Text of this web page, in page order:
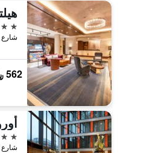
5 نجوم
شارع مورن
562 ﷼
5 نجوم